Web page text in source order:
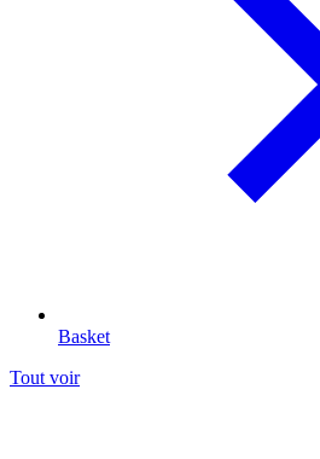
Basket
Tout voir